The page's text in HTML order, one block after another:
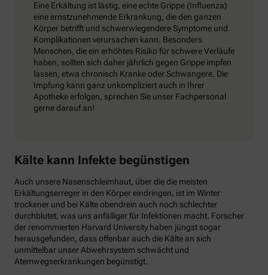
Eine Erkältung ist lästig, eine echte Grippe (Influenza)
eine ernstzunehmende Erkrankung, die den ganzen
Körper betrifft und schwerwiegendere Symptome und
Komplikationen verursachen kann. Besonders
Menschen, die ein erhöhtes Risiko für schwere Verläufe
haben, sollten sich daher jährlich gegen Grippe impfen
lassen, etwa chronisch Kranke oder Schwangere. Die
Impfung kann ganz unkompliziert auch in Ihrer
Apotheke erfolgen, sprechen Sie unser Fachpersonal
gerne darauf an!
Kälte kann Infekte begünstigen
Auch unsere Nasenschleimhaut, über die die meisten
Erkältungserreger in den Körper eindringen, ist im Winter
trockener und bei Kälte obendrein auch noch schlechter
durchblutet, was uns anfälliger für Infektionen macht. Forscher
der renommierten Harvard University haben jüngst sogar
herausgefunden, dass offenbar auch die Kälte an sich
unmittelbar unser Abwehrsystem schwächt und
Atemwegserkrankungen begünstigt.